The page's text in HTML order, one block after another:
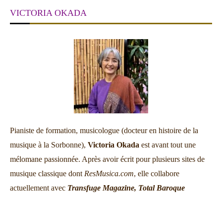
VICTORIA OKADA
Pianiste de formation, musicologue (docteur en histoire de la
musique à la Sorbonne), Victoria Okada est avant tout une
mélomane passionnée. Après avoir écrit pour plusieurs sites de
musique classique dont ResMusica.com, elle collabore
actuellement avec Transfuge Magazine, Total Baroque